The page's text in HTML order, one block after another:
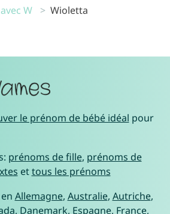
W
Wioletta
le prénom de bébé idéal pour
prénoms de fille, prénoms de
ettous les prénoms
Allemagne, Australie, Autriche,
, Danemark, Espagne, France,